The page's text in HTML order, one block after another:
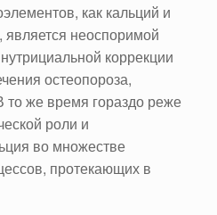
как кальций и
неоспоримой
коррекции
остеопороза,
то же время гораздо реже
роли и
во множестве
протекающих в